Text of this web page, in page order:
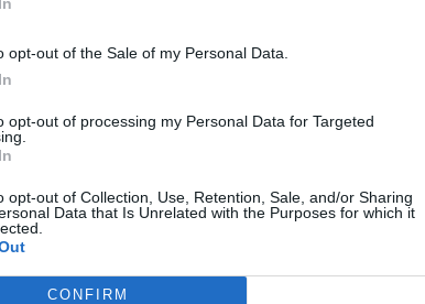
opt-out of the Sale of my Personal Data.
opt-out of processing my Personal Data for Targeted
opt-out of Collection, Use, Retention, Sale, and/or Sharing
Data that Is Unrelated with the Purposes for which it
CONFIRM
του Τάγματος Τεχνών και Γραμμάτων από τη
της Βρετανικής Ακαδημίας
το 2011, έλαβε το Βραβείο «The Bram
και ακόμα πολλά.
του στον κινηματογράφο εξίσου
στους πιο αξέχαστους ρόλους της